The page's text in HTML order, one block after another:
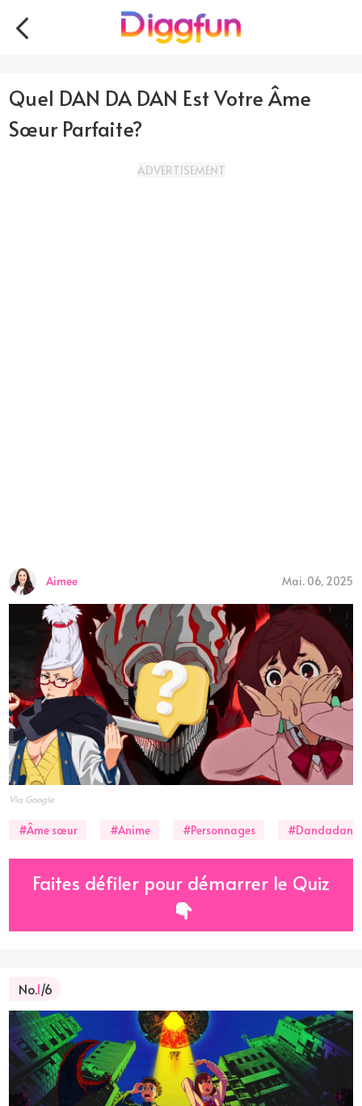
Quel DAN DA DAN Est Votre Âme
Sœur Parfaite?
ADVERTISEMENT
Aimee Mai. 06, 2025
Via Google
#Âme sœur #Anime #Personnages #Dandadan
Faites défiler pour démarrer le Quiz
No.1/6